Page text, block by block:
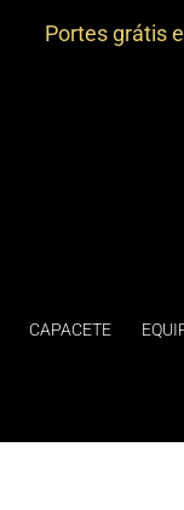
Portes grátis
CAPACETE